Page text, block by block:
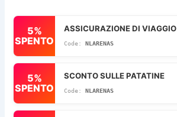
5%
SPENTO
ASSICURAZIONE DI VIAGGIO
NLARENAS
5%
SPENTO
SCONTO SULLE PATATINE
NLARENAS